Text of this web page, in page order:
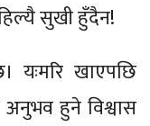
सुखी हुँदैन!
यःमरि खाएपछि
अनुभव हुने विश्वास